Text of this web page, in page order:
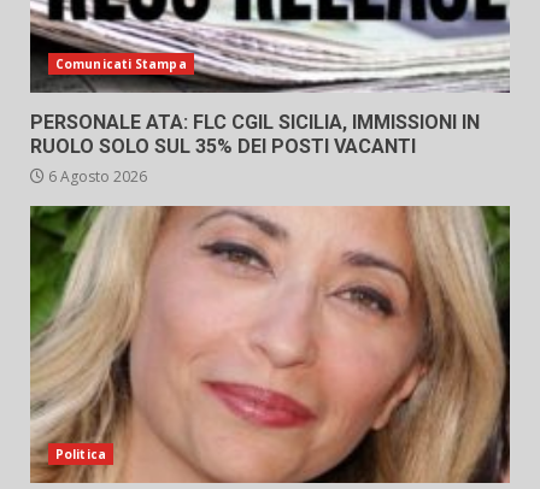
Comunicati Stampa
PERSONALE ATA: FLC CGIL SICILIA, IMMISSIONI IN
RUOLO SOLO SUL 35% DEI POSTI VACANTI
6 Agosto 2026
Politica